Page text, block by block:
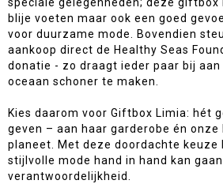
blije voeten maar ook een goed
voor duurzame mode. Bovendien
aankoop direct de Healthy Seas
donatie - zo draagt ieder paar bij aan
oceaan schoner te maken.
Kies daarom voor Giftbox Limia: hét
geven – aan haar garderobe én onze
planeet. Met deze doordachte keuze
stijlvolle mode hand in hand kan
verantwoordelijkheid.